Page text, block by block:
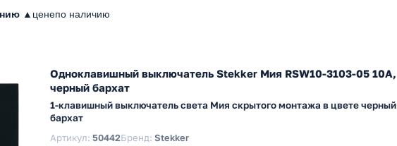
▲ ценепо наличию
Одноклавишный выключатель Stekker Мия RSW10-3103-05 10A,
черный бархат
1-клавишный выключатель света Мия скрытого монтажа в цвете черный
бархат
Артикул: 50442Бренд: Stekker